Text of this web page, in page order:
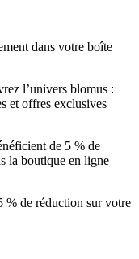
dans votre boîte
l’univers blomus :
et offres exclusives
de 5 % de
la boutique en ligne
% de réduction sur votre